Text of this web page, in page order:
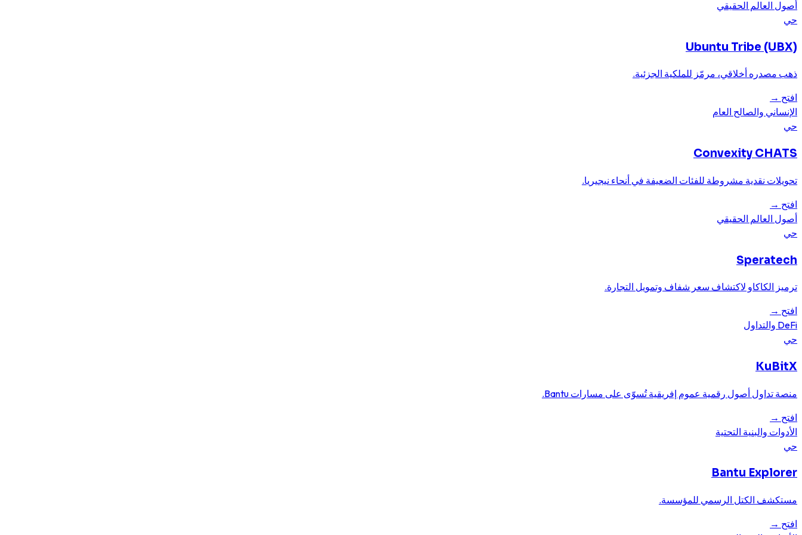
أصول العالم الحقيقي
حي
Ubuntu Tribe (UBX)
ذهب مصدره أخلاقي، مرمّز للملكية الجزئية.
افتح →
الإنساني والصالح العام
حي
Convexity CHATS
تحويلات نقدية مشروطة للفئات الضعيفة في أنحاء نيجيريا.
افتح →
أصول العالم الحقيقي
حي
Speratech
ترميز الكاكاو لاكتشاف سعر شفاف وتمويل التجارة.
افتح →
DeFi والتداول
حي
KuBitX
منصة تداول أصول رقمية عموم إفريقية تُسوّى على مسارات Bantu.
افتح →
الأدوات والبنية التحتية
حي
Bantu Explorer
مستكشف الكتل الرسمي للمؤسسة.
افتح →